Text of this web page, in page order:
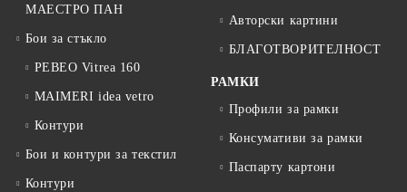
МАЕСТРО ПАН
Бои за стъкло
PEBEO Vitrea 160
MAIMERI idea vetro
Контури
Бои и контури за текстил
Контури
Авторски картини
БЛАГОТВОРИТЕЛНОСТ
РАМКИ
Профили за рамки
Консумативи за рамки
Паспарту картони